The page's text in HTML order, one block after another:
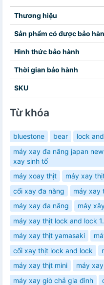
Thương hiệu
Sản phẩm có được bảo
Hình thức bảo hành
Thời gian bảo hành
SKU
Từ khóa
bluestone bear
lock
máy xay đa năng japan
xay sinh tố
máy xoay thịt
máy xay
cối xay đa năng
máy xay
máy xay đa năng
máy
máy xay thịt lock and lock
máy xay thịt yamasaki
cối xay thịt lock and lock
máy xay thịt mini
máy
máy xay giò chả gia đình